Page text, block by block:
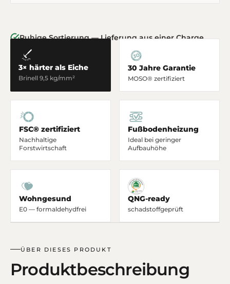
Ruhige Sortierung — Lieferung aus einer Charge
3× härter als Eiche
Brinell 9,5 kg/mm²
30 Jahre Garantie
MOSO® zertifiziert
FSC® zertifiziert
Nachhaltige
Forstwirtschaft
Fußbodenheizung
Ideal bei geringer
Aufbauhöhe
Wohngesund
E0 — formaldehydfrei
QNG-ready
schadstoffgeprüft
ÜBER DIESES PRODUKT
Produktbeschreibung